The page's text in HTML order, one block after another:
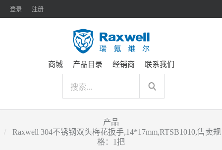
登录 注册
商城 产品目录 经销商 联系我们
产品
Raxwell 304不锈钢双头梅花扳手,14*17mm,RTSB1010,售卖规
格：1把